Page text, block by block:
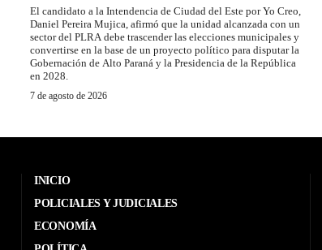
El candidato a la Intendencia de Ciudad del Este por Yo Creo,
Daniel Pereira Mujica, afirmó que la unidad alcanzada con un
sector del PLRA debe trascender las elecciones municipales y
convertirse en la base de un proyecto político para disputar la
Gobernación de Alto Paraná y la Presidencia de la República
en 2028.
7 de agosto de 2026
INICIO
POLICIALES Y JUDICIALES
ECONOMÍA